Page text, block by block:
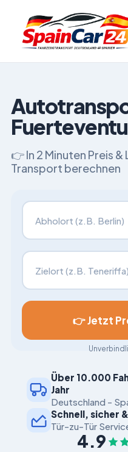
👉 In 2 Minuten Preis
Transport berechnen
Fahrzeugtransport von
Fahrzeugtransport nach
👉 Jetzt
Über 10.000
Jahr
Deutschland -
Schnell, sicher
Tür-zu-Tür
4.9